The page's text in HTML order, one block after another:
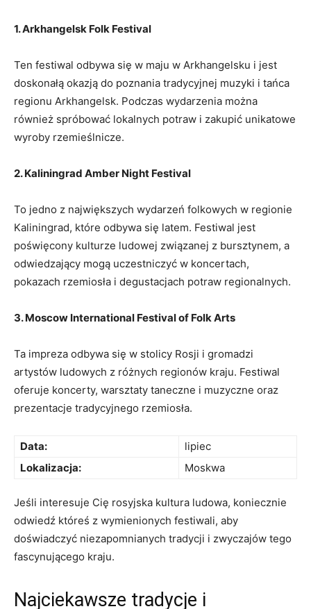
1. Arkhangelsk Folk Festival
Ten festiwal⁣ odbywa się w maju w Arkhangelsku i jest
doskonałą okazją do poznania tradycyjnej muzyki i tańca
regionu ⁢Arkhangelsk. Podczas wydarzenia ​można
również spróbować ​lokalnych ‌potraw⁣ i⁤ zakupić unikatowe
wyroby rzemieślnicze.
2. Kaliningrad Amber ‌Night Festival
To jedno ‌z największych wydarzeń folkowych w regionie
Kaliningrad,​ które odbywa ‌się ‌latem. Festiwal jest​
poświęcony kulturze ⁢ludowej‌ związanej z‍ bursztynem, a
odwiedzający mogą uczestniczyć w koncertach,
⁤pokazach rzemiosła⁢ i degustacjach ⁣potraw regionalnych.
3. Moscow ‍International Festival ⁣of Folk Arts
Ta​ impreza odbywa‍ się ​w stolicy‍ Rosji i gromadzi
⁢artystów ludowych z różnych regionów kraju. Festiwal‌
oferuje koncerty, warsztaty taneczne⁢ i muzyczne oraz
prezentacje tradycyjnego rzemiosła.
Data:
lipiec
Lokalizacja:
Moskwa
Jeśli‍ interesuje Cię rosyjska kultura ludowa, koniecznie
odwiedź któreś z wymienionych ⁣festiwali, aby
doświadczyć niezapomnianych tradycji ​i zwyczajów ⁣tego⁤
fascynującego kraju.
Najciekawsze tradycje i